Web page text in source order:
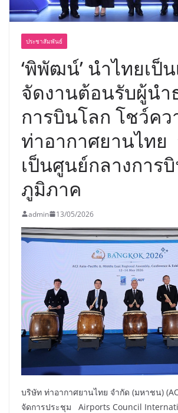
ประชาสัมพันธ์
‘พิพัฒน์’ นำไทยเป็
จัดงานต้อนรับผู้นำ
การบินโลก โชว์ค
ท่าอากาศยานไทย
เป็นศูนย์กลางการ
ภูมิภาค
admin 13/05/2026
บริษัท ท่าอากาศยานไทย จำกัด (มหาชน)
จัดการประชุม Airports Council